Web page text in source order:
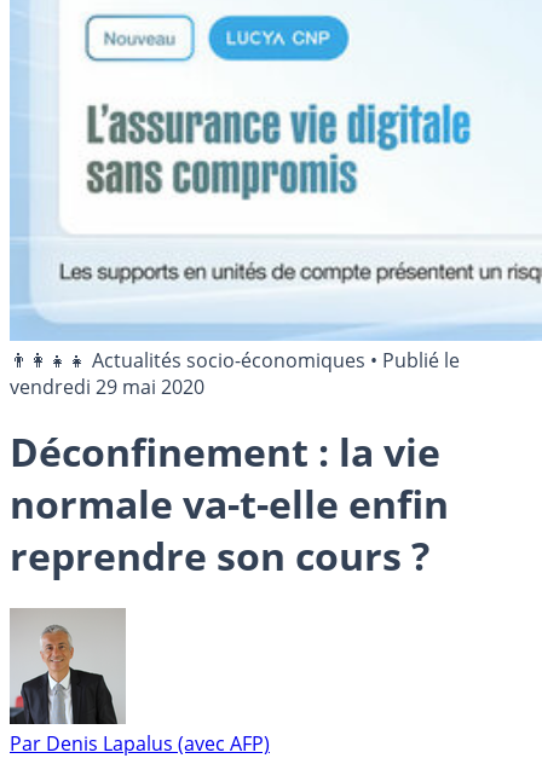
👨‍👩‍👧‍👧 Actualités socio-économiques • Publié le
vendredi 29 mai 2020
Déconfinement : la vie
normale va-t-elle enfin
reprendre son cours ?
Par Denis Lapalus (avec AFP)